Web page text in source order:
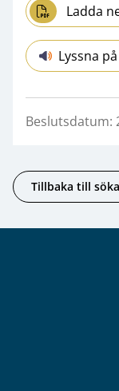
Ladda
Lyssna
Beslutsdatum:
Tillbaka till